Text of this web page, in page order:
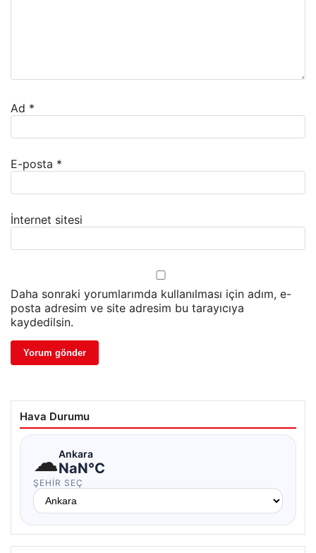
Ad *
E-posta *
İnternet sitesi
Daha sonraki yorumlarımda kullanılması için adım, e-
posta adresim ve site adresim bu tarayıcıya
kaydedilsin.
Hava Durumu
☁Ankara
NaN°C
ŞEHIR SEÇ